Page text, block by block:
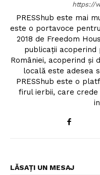
https://
PRESShub este mai
este o portavoce
2018 de Freedom
publicații
României, acoperind și
locală este adesea
PRESShub este o
firul ierbii, care
LĂSAȚI UN MESAJ